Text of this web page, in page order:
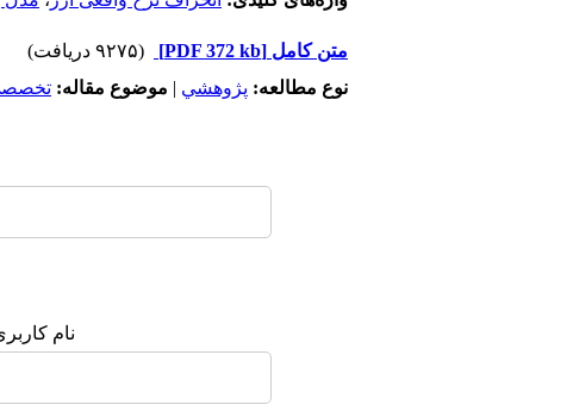
متن کامل [PDF 372 kb]
(۹۲۷۵ دریافت)
نوع مطالعه: پژوهشي | موضوع مقاله:
نام